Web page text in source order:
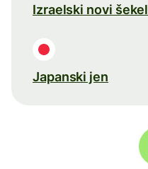
Izraelski novi šekel
Japanski jen